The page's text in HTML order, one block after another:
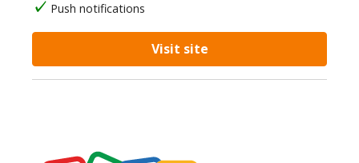
Push notifications
Visit site